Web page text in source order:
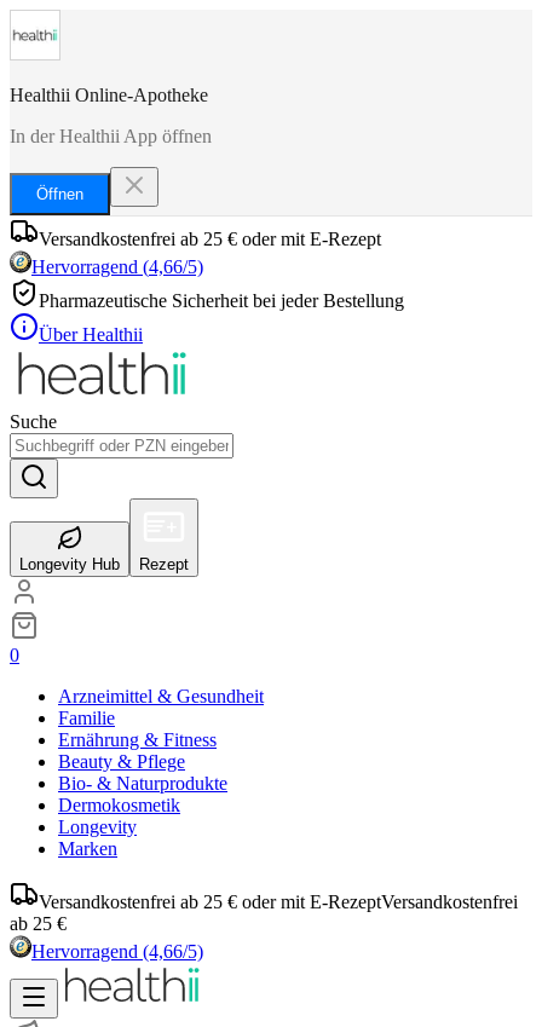
Healthii Online-Apotheke
In der Healthii App öffnen
Öffnen
Versandkostenfrei ab 25 € oder mit E-Rezept
Hervorragend (4,66/5)
Pharmazeutische Sicherheit bei jeder Bestellung
Über Healthii
Suche
Longevity Hub Rezept
0
Arzneimittel & Gesundheit
Familie
Ernährung & Fitness
Beauty & Pflege
Bio- & Naturprodukte
Dermokosmetik
Longevity
Marken
Versandkostenfrei ab 25 € oder mit E-RezeptVersandkostenfrei
ab 25 €
Hervorragend (4,66/5)